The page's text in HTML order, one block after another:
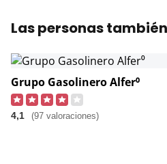
Las personas
Grupo Gasolinero Alfer⁰
4,1 (97 valoraciones)